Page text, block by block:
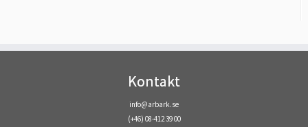
Kontakt
info@arbark.se
(+46) 08-412 39 00